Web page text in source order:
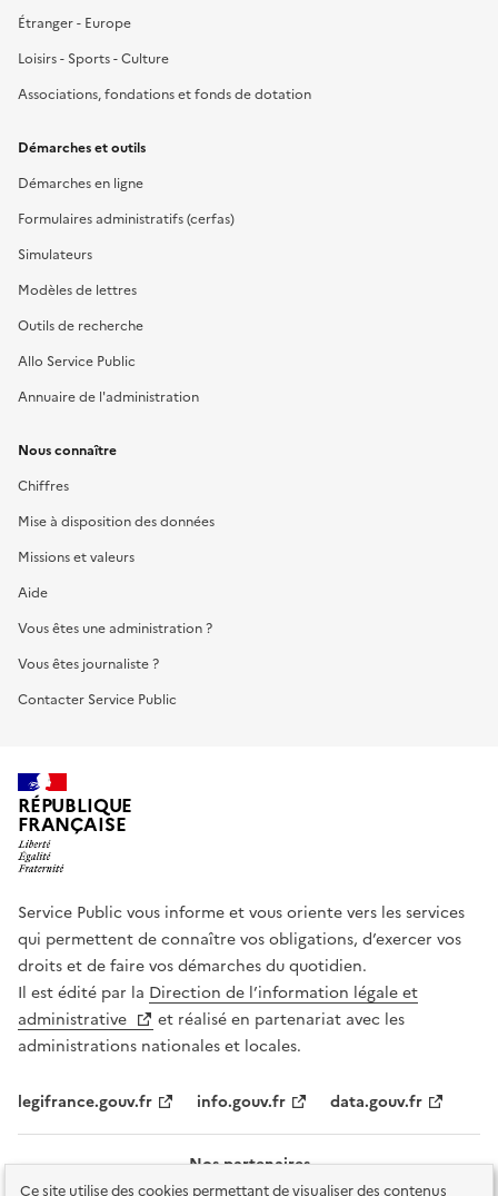
Ce site utilise des cookies permettant de visualiser des contenus
Étranger - Europe
Loisirs - Sports - Culture
Associations, fondations et fonds de dotation
Démarches et outils
Démarches en ligne
Formulaires administratifs (cerfas)
Simulateurs
Modèles de lettres
Outils de recherche
Allo Service Public
Annuaire de l'administration
Nous connaître
Chiffres
Mise à disposition des données
Missions et valeurs
Aide
Vous êtes une administration ?
Vous êtes journaliste ?
Contacter Service Public
RÉPUBLIQUE
FRANÇAISE
Service Public vous informe et vous oriente vers les services
qui permettent de connaître vos obligations, d’exercer vos
droits et de faire vos démarches du quotidien.
Il est édité par la Direction de l’information légale et
administrative
et réalisé en partenariat avec les
administrations nationales et locales.
legifrance.gouv.fr info.gouv.fr data.gouv.fr
Nos partenaires